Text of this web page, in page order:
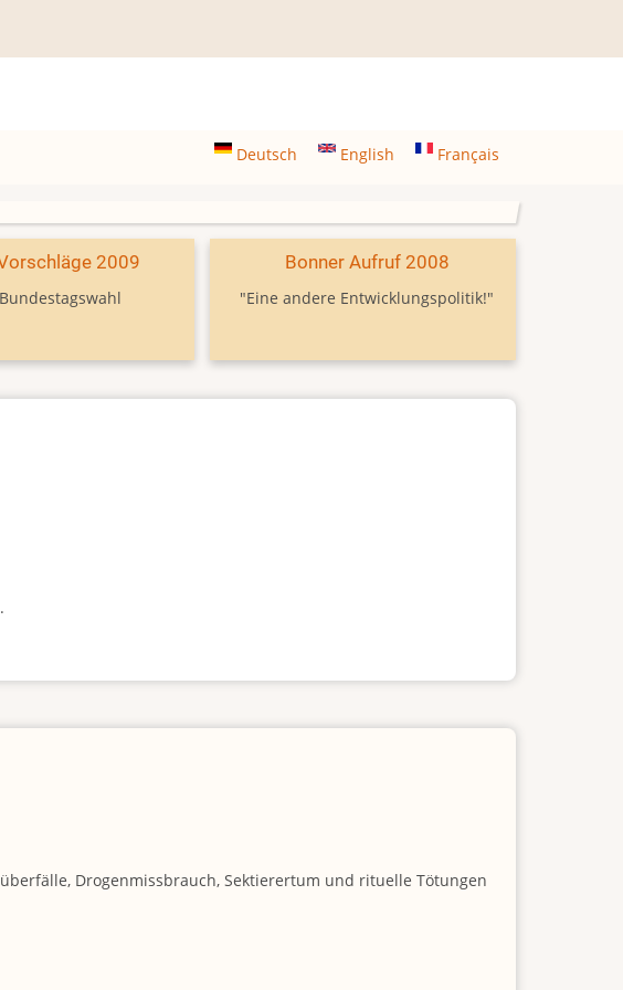
Deutsch English Français
2009 Bonner Aufruf 2008
"Eine andere Entwicklungspolitik!"
Drogenmissbrauch, Sektierertum und rituelle Tötungen